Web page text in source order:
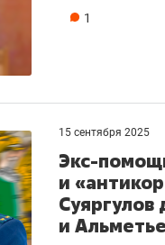
1
15 сентября 2025
Экс-
и
и